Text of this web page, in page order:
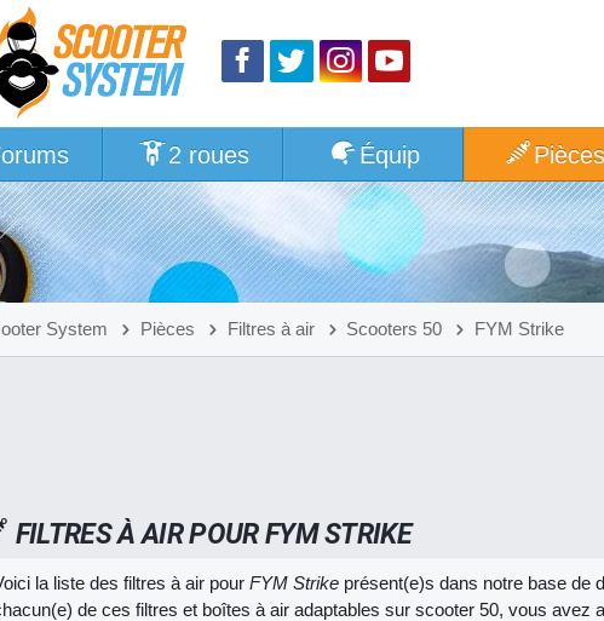
2 roues Équip Pièces
System Pièces Filtres à air Scooters 50 FYM Strike
FILTRES À AIR POUR FYM STRIKE
la liste des filtres à air pour FYM Strike présent(e)s dans notre base de
de ces filtres et boîtes à air adaptables sur scooter 50, vous avez